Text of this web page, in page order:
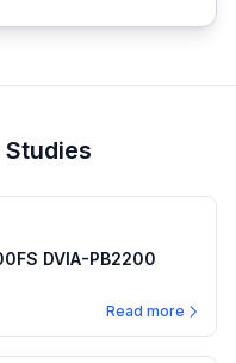
Studies
DVIA-PB2200
Read more